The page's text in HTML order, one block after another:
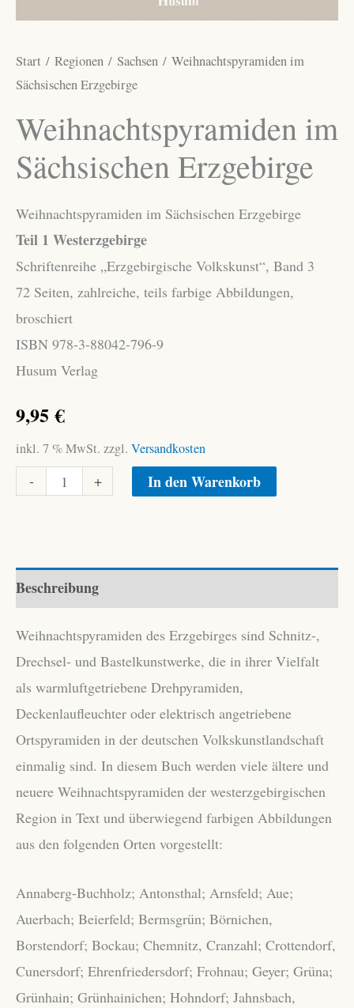
Start / Regionen / Sachsen / Weihnachtspyramiden im
Sächsischen Erzgebirge
Weihnachtspyramiden im
Sächsischen Erzgebirge
Weihnachtspyramiden im Sächsischen Erzgebirge
Teil 1 Westerzgebirge
Schriftenreihe „Erzgebirgische Volkskunst“, Band 3
72 Seiten, zahlreiche, teils farbige Abbildungen,
broschiert
ISBN 978-3-88042-796-9
Husum Verlag
9,95€
inkl. 7 % MwSt. zzgl. Versandkosten
-
Weihnachtspyramiden
Menge
+ In den Warenkorb
Beschreibung
Weihnachtspyramiden des Erzgebirges sind Schnitz-,
Drechsel- und Bastelkunstwerke, die in ihrer Vielfalt
als warmluftgetriebene Drehpyramiden,
Deckenlaufleuchter oder elektrisch angetriebene
Ortspyramiden in der deutschen Volkskunstlandschaft
einmalig sind. In diesem Buch werden viele ältere und
neuere Weihnachtspyramiden der westerzgebirgischen
Region in Text und überwiegend farbigen Abbildungen
aus den folgenden Orten vorgestellt:
Annaberg-Buchholz; Antonsthal; Arnsfeld; Aue;
Auerbach; Beierfeld; Bermsgrün; Börnichen,
Borstendorf; Bockau; Chemnitz, Cranzahl; Crottendorf,
Cunersdorf; Ehrenfriedersdorf; Frohnau; Geyer; Grüna;
Grünhain; Grünhainichen; Hohndorf; Jahnsbach,